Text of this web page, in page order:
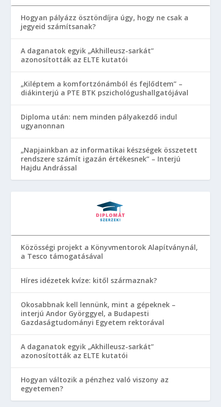
Hogyan pályázz ösztöndíjra úgy, hogy ne csak a
jegyeid számítsanak?
A daganatok egyik „Akhilleusz-sarkát”
azonosították az ELTE kutatói
„Kiléptem a komfortzónámból és fejlődtem” –
diákinterjú a PTE BTK pszichológushallgatójával
Diploma után: nem minden pályakezdő indul
ugyanonnan
„Napjainkban az informatikai készségek összetett
rendszere számít igazán értékesnek” – Interjú
Hajdu Andrással
Közösségi projekt a Könyvmentorok Alapítványnál,
a Tesco támogatásával
Híres idézetek kvíze: kitől származnak?
Okosabbnak kell lennünk, mint a gépeknek –
interjú Andor Györggyel, a Budapesti
Gazdaságtudományi Egyetem rektorával
A daganatok egyik „Akhilleusz-sarkát”
azonosították az ELTE kutatói
Hogyan változik a pénzhez való viszony az
egyetemen?